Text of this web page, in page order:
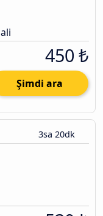
450 ₺
Şimdi ara
3sa 20dk